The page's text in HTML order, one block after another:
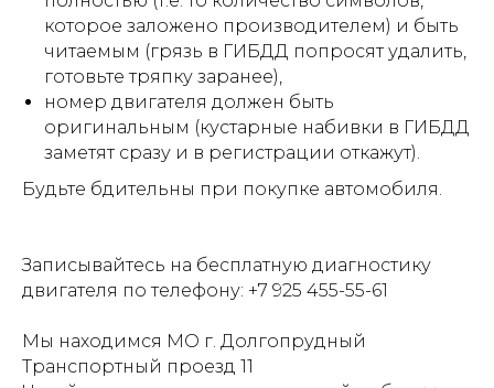
которое заложено производителем) и быть
читаемым (грязь в ГИБДД попросят удалить,
готовьте тряпку заранее),
номер двигателя должен быть
оригинальным (кустарные набивки в ГИБДД
заметят сразу и в регистрации откажут).
Будьте бдительны при покупке автомобиля.
Записывайтесь на бесплатную диагностику
двигателя по телефону: +7 925 455-55-61
Мы находимся МО г. Долгопрудный
Транспортный проезд 11